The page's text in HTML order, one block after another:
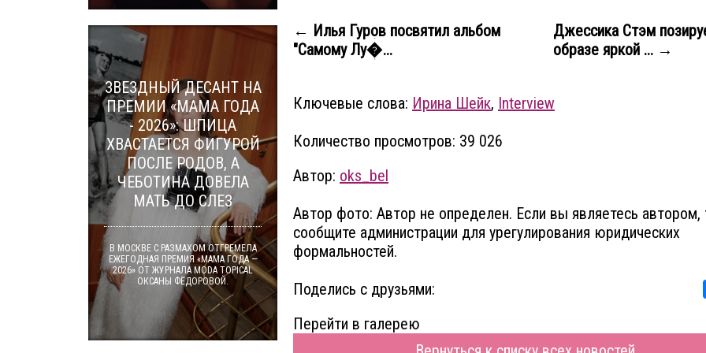
← Илья Гуров посвятил альбом
"Самому Лу�...
Джессика Стэм
образе яркой ... →
Ключевые слова: Ирина Шейк, Interview
Количество просмотров: 39 026
Автор: oks_bel
Автор фото: Автор не определен. Если вы являетесь автором,
сообщите администрации для урегулирования юридических
формальностей.
Поделись с друзьями:
Перейти в галерею
ЗВЕЗДНЫЙ ДЕСАНТ НА
ПРЕМИИ «МАМА ГОДА
- 2026»: ШПИЦА
ХВАСТАЕТСЯ ФИГУРОЙ
ПОСЛЕ РОДОВ, А
ЧЕБОТИНА ДОВЕЛА
МАТЬ ДО СЛЕЗ
В МОСКВЕ С РАЗМАХОМ ОТГРЕМЕЛА
ЕЖЕГОДНАЯ ПРЕМИЯ «МАМА ГОДА —
2026» ОТ ЖУРНАЛА MODA TOPICAL
ОКСАНЫ ФЁДОРОВОЙ.